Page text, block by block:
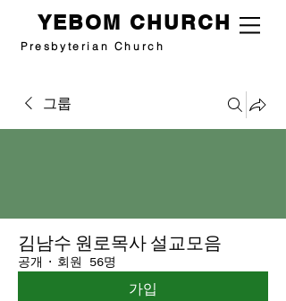
Presbyterian Church
YEBOM CHURCH
그룹
김남수 원로목사 설교모음
공개 · 회원 56명
가입